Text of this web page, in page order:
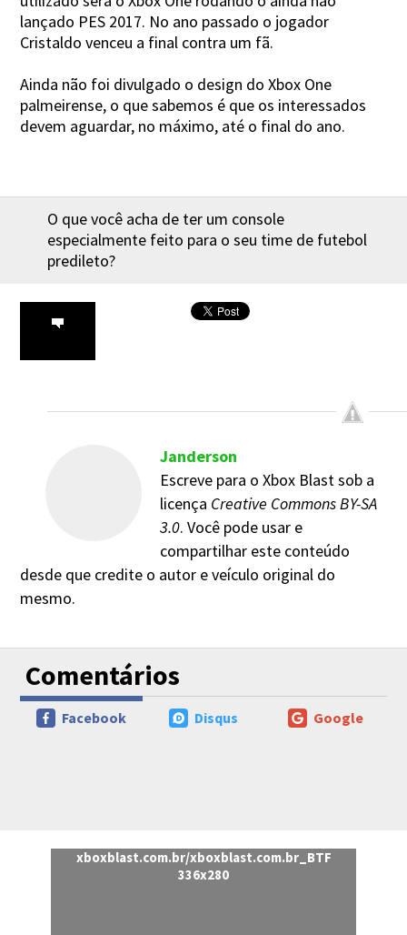
lançado PES 2017. No ano passado o jogador
Cristaldo venceu a final contra um fã.
Ainda não foi divulgado o design do Xbox One
palmeirense, o que sabemos é que os interessados
devem aguardar, no máximo, até o final do ano.
O que você acha de ter um console
especialmente feito para o seu time de futebol
predileto?
Janderson
Escreve para o Xbox Blast sob a
licença Creative Commons BY-SA
3.0. Você pode usar e
compartilhar este conteúdo
desde que credite o autor e veículo original do
mesmo.
Comentários
Google
Disqus
Facebook
xboxblast.com.br/xboxblast.com.br_BTF
336x280